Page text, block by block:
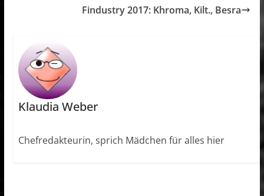
Findustry 2017: Khroma, Kilt., Besra
Klaudia Weber
Chefredakteurin, sprich Mädchen für alles hier